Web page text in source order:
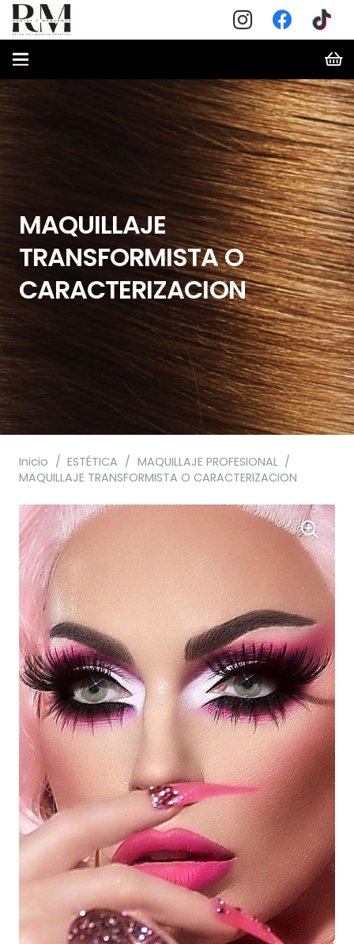
MAQUILLAJE
TRANSFORMISTA O
CARACTERIZACION
Inicio / ESTÉTICA / MAQUILLAJE PROFESIONAL /
MAQUILLAJE TRANSFORMISTA O CARACTERIZACION